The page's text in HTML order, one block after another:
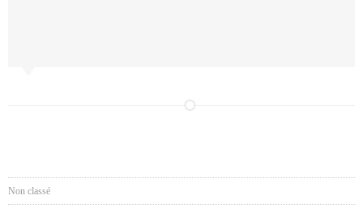
Non classé